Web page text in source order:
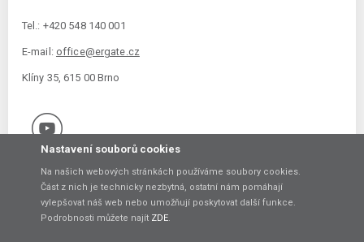
Tel.: +420 548 140 001
E-mail: office@ergate.cz
Klíny 35, 615 00 Brno
Copyright © 2021 ERGATE Automation s.r.o., Klíny 35, 61500 Brno
Nastavení souborů cookies
Na našich webových stránkách používáme soubory cookies.
Část z nich je technicky nezbytná, ostatní nám pomáhají
vylepšovat náš web nebo umožňují poskytovat další funkce.
Podrobnosti můžete najít ZDE.